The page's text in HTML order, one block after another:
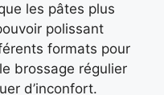
les pâtes plus
polissant
formats pour
brossage régulier
d’inconfort.